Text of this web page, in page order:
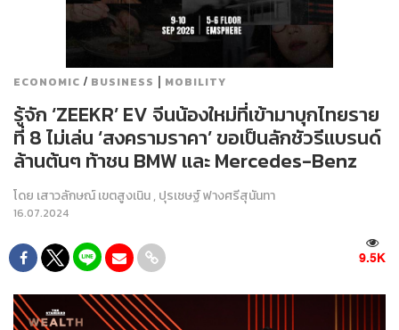
ECONOMIC / BUSINESS | MOBILITY
รู้จัก ‘ZEEKR’ EV จีนน้องใหม่ที่เข้ามาบุกไทยราย
ที่ 8 ไม่เล่น ‘สงครามราคา’ ขอเป็นลักชัวรีแบรนด์
ล้านต้นๆ ท้าชน BMW และ Mercedes-Benz
โดย เสาวลักษณ์ เขตสูงเนิน, ปุรเชษฐ์ ฟางศรีสุนันทา
16.07.2024
9.5K